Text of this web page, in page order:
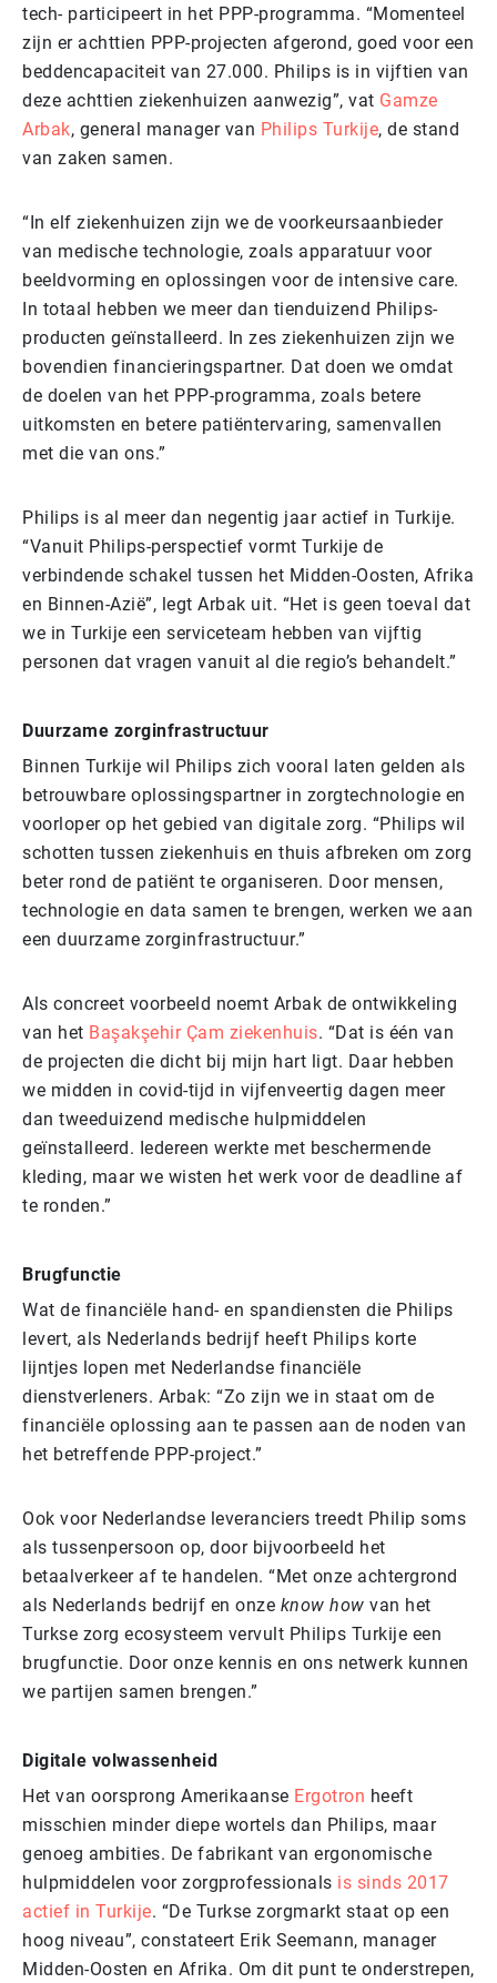
tech- participeert in het PPP-programma. “Momenteel
zijn er achttien PPP-projecten afgerond, goed voor een
beddencapaciteit van 27.000. Philips is in vijftien van
deze achttien ziekenhuizen aanwezig”, vat Gamze
Arbak, general manager van Philips Turkije, de stand
van zaken samen.
“In elf ziekenhuizen zijn we de voorkeursaanbieder
van medische technologie, zoals apparatuur voor
beeldvorming en oplossingen voor de intensive care.
In totaal hebben we meer dan tienduizend Philips-
producten geïnstalleerd. In zes ziekenhuizen zijn we
bovendien financieringspartner. Dat doen we omdat
de doelen van het PPP-programma, zoals betere
uitkomsten en betere patiëntervaring, samenvallen
met die van ons.”
Philips is al meer dan negentig jaar actief in Turkije.
“Vanuit Philips-perspectief vormt Turkije de
verbindende schakel tussen het Midden-Oosten, Afrika
en Binnen-Azië”, legt Arbak uit. “Het is geen toeval dat
we in Turkije een serviceteam hebben van vijftig
personen dat vragen vanuit al die regio’s behandelt.”
Duurzame zorginfrastructuur
Binnen Turkije wil Philips zich vooral laten gelden als
betrouwbare oplossingspartner in zorgtechnologie en
voorloper op het gebied van digitale zorg. “Philips wil
schotten tussen ziekenhuis en thuis afbreken om zorg
beter rond de patiënt te organiseren. Door mensen,
technologie en data samen te brengen, werken we aan
een duurzame zorginfrastructuur.”
Als concreet voorbeeld noemt Arbak de ontwikkeling
van het Başakşehir Çam ziekenhuis. “Dat is één van
de projecten die dicht bij mijn hart ligt. Daar hebben
we midden in covid-tijd in vijfenveertig dagen meer
dan tweeduizend medische hulpmiddelen
geïnstalleerd. Iedereen werkte met beschermende
kleding, maar we wisten het werk voor de deadline af
te ronden.”
Brugfunctie
Wat de financiële hand- en spandiensten die Philips
levert, als Nederlands bedrijf heeft Philips korte
lijntjes lopen met Nederlandse financiële
dienstverleners. Arbak: “Zo zijn we in staat om de
financiële oplossing aan te passen aan de noden van
het betreffende PPP-project.”
Ook voor Nederlandse leveranciers treedt Philip soms
als tussenpersoon op, door bijvoorbeeld het
betaalverkeer af te handelen. “Met onze achtergrond
als Nederlands bedrijf en onze know how van het
Turkse zorg ecosysteem vervult Philips Turkije een
brugfunctie. Door onze kennis en ons netwerk kunnen
we partijen samen brengen.”
Digitale volwassenheid
Het van oorsprong Amerikaanse Ergotron heeft
misschien minder diepe wortels dan Philips, maar
genoeg ambities. De fabrikant van ergonomische
hulpmiddelen voor zorgprofessionals is sinds 2017
actief in Turkije. “De Turkse zorgmarkt staat op een
hoog niveau”, constateert Erik Seemann, manager
Midden-Oosten en Afrika. Om dit punt te onderstrepen,